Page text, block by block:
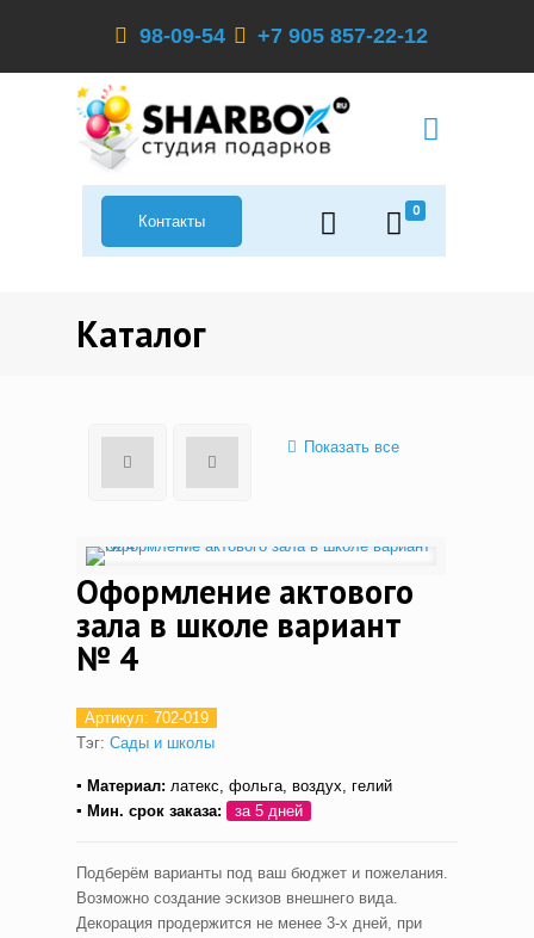
98-09-54 +7 905 857-22-12
0
Контакты
Каталог
Показать все
Оформление актового
зала в школе вариант
№ 4
Артикул: 702-019
Тэг: Сады и школы
▪ Материал: латекс, фольга, воздух, гелий
▪ Мин. срок заказа:
за 5 дней
Подберём варианты под ваш бюджет и пожелания.
Возможно создание эскизов внешнего вида.
Декорация продержится не менее 3-х дней, при